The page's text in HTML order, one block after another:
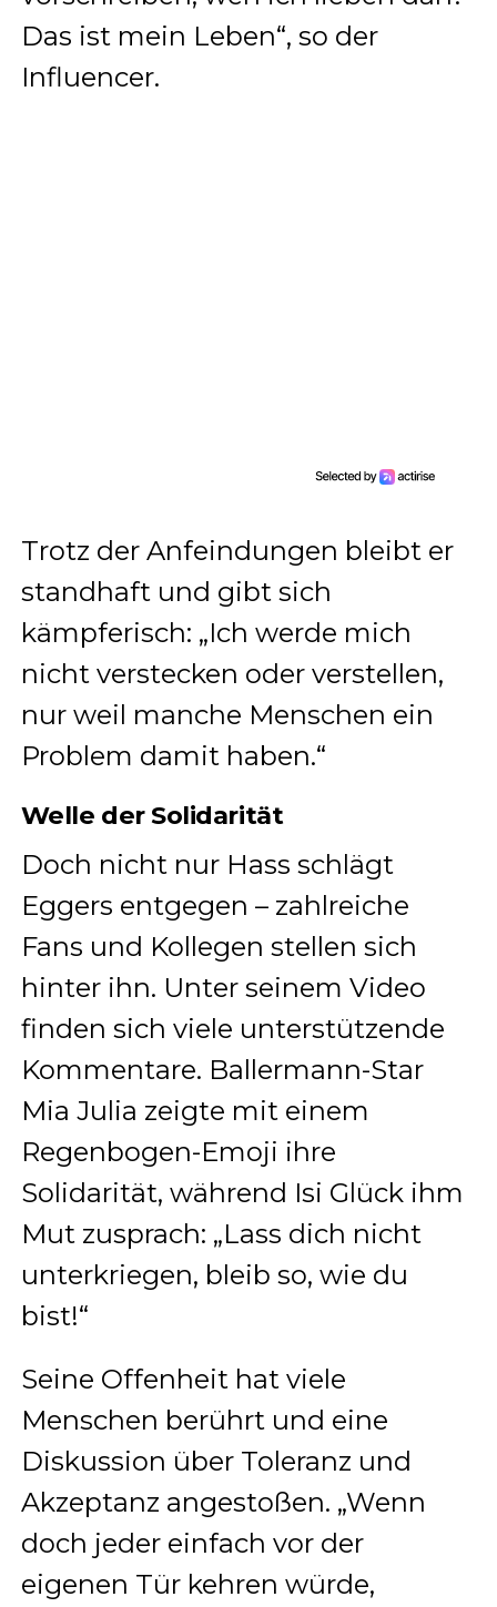
Das ist mein Leben“, so der
Influencer.
Trotz der Anfeindungen bleibt er
standhaft und gibt sich
kämpferisch: „Ich werde mich
nicht verstecken oder verstellen,
nur weil manche Menschen ein
Problem damit haben.“
Welle der Solidarität
Doch nicht nur Hass schlägt
Eggers entgegen – zahlreiche
Fans und Kollegen stellen sich
hinter ihn. Unter seinem Video
finden sich viele unterstützende
Kommentare. Ballermann-Star
Mia Julia zeigte mit einem
Regenbogen-Emoji ihre
Solidarität, während Isi Glück ihm
Mut zusprach: „Lass dich nicht
unterkriegen, bleib so, wie du
bist!“
Seine Offenheit hat viele
Menschen berührt und eine
Diskussion über Toleranz und
Akzeptanz angestoßen. „Wenn
doch jeder einfach vor der
eigenen Tür kehren würde,